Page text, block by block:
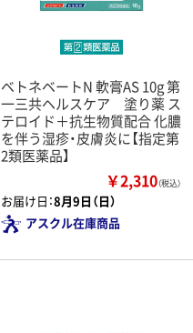
ベトネベートN 軟膏AS 10g 第
一三共ヘルスケア 塗り薬 ス
テロイド＋抗生物質配合 化膿
を伴う湿疹・皮膚炎に【指定第
2類医薬品】
￥2,310（税込）
お届け日：8月9日（日）
アスクル在庫商品